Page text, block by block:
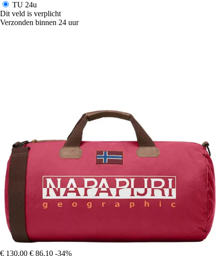
TU 24u
Dit veld is verplicht
Verzonden binnen 24 uur
€ 130,00 € 86,10 -34%